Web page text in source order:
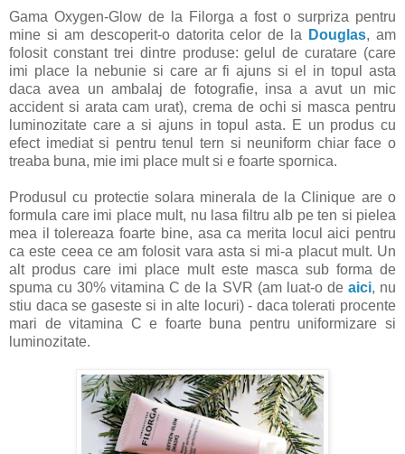
Gama Oxygen-Glow de la Filorga a fost o surpriza pentru
mine si am descoperit-o datorita celor de la
Douglas, am
folosit constant trei dintre produse: gelul de curatare (care
imi place la nebunie si care ar fi ajuns si el in topul asta
daca avea un ambalaj de fotografie, insa a avut un mic
accident si arata cam urat), crema de ochi si masca pentru
luminozitate care a si ajuns in topul asta. E un produs cu
efect imediat si pentru tenul tern si neuniform chiar face o
treaba buna, mie imi place mult si e foarte spornica.
Produsul cu protectie solara minerala de la Clinique are o
formula care imi place mult, nu lasa filtru alb pe ten si pielea
mea il tolereaza foarte bine, asa ca merita locul aici pentru
ca este ceea ce am folosit vara asta si mi-a placut mult. Un
alt produs care imi place mult este masca sub forma de
spuma cu 30% vitamina C de la SVR (am luat-o de aici, nu
stiu daca se gaseste si in alte locuri) - daca tolerati procente
mari de vitamina C e foarte buna pentru uniformizare si
luminozitate.